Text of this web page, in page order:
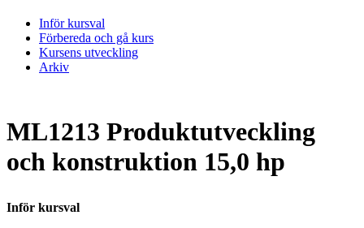
Inför kursval
Förbereda och gå kurs
Kursens utveckling
Arkiv
ML1213 Produktutveckling
och konstruktion 15,0 hp
Inför kursval